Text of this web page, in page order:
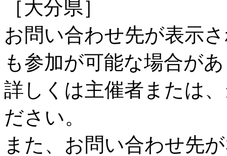
［大分県］
お問い合わせ先が表示
も参加が可能な場合が
詳しくは主催者または
ださい。
また、お問い合わせ先